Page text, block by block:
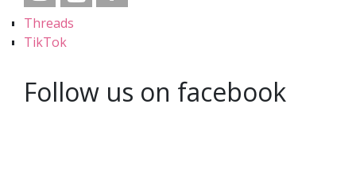
Threads
TikTok
Follow us on facebook